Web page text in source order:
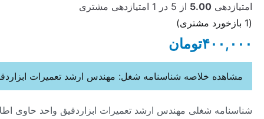
5.00 از 5 در 1امتیازدهی مشتری
مشتری)
تومان
شغلی مهندس ارشد تعمیرات ابزاردقیق واحد حاوی اطلاعات
خلاصه شناسنامه شغل: مهندس ارشد تعمیرات ابزاردقیق واحد